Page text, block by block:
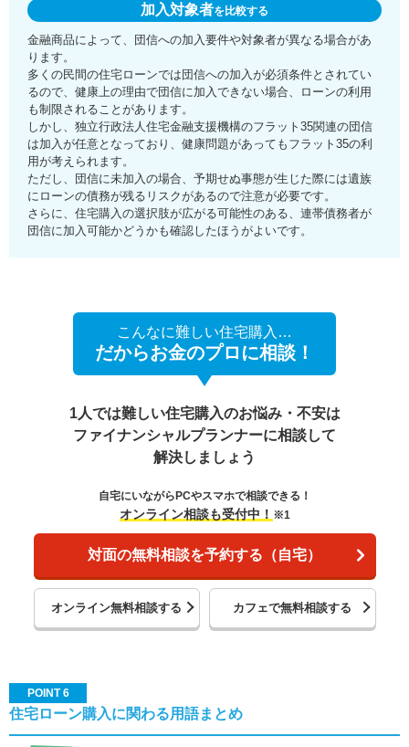
加入対象者を比較する
金融商品によって、団信への加入要件や対象者が異なる場合があ
ります。
多くの民間の住宅ローンでは団信への加入が必須条件とされてい
るので、健康上の理由で団信に加入できない場合、ローンの利用
も制限されることがあります。
しかし、独立行政法人住宅金融支援機構のフラット35関連の団信
は加入が任意となっており、健康問題があってもフラット35の利
用が考えられます。
ただし、団信に未加入の場合、予期せぬ事態が生じた際には遺族
にローンの債務が残るリスクがあるので注意が必要です。
さらに、住宅購入の選択肢が広がる可能性のある、連帯債務者が
団信に加入可能かどうかも確認したほうがよいです。
こんなに難しい住宅購入…
だからお金のプロに相談！
1人では難しい住宅購入のお悩み・不安は
ファイナンシャルプランナーに相談して
解決しましょう
自宅にいながらPCやスマホで相談できる！
オンライン相談も受付中！ ※1
対面の無料相談を予約する（自宅）
オンライン無料相談する カフェで無料相談する
POINT 6
住宅ローン購入に関わる用語まとめ